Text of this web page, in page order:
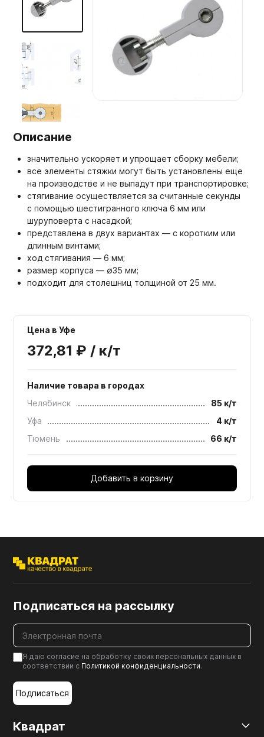
Мебельные образцы, каталоги
Описание
значительно ускоряет и упрощает сборку мебели;
все элементы стяжки могут быть установлены еще
на производстве и не выпадут при транспортировке;
стягивание осуществляется за считанные секунды
с помощью шестигранного ключа 6 мм или
шуруповерта с насадкой;
представлена в двух вариантах — с коротким или
длинным винтами;
ход стягивания — 6 мм;
размер корпуса — ∅35 мм;
подходит для столешниц толщиной от 25 мм.
Цена в Уфе
372,81 ₽ / к/т
Наличие товара в городах
Челябинск
85 к/т
Уфа
4 к/т
Тюмень
66 к/т
Добавить в корзину
Квадрат
Подписаться на рассылку
Я даю согласие на обработку своих персональных данных в
соответствии с Политикой конфиденциальности.
Подписаться